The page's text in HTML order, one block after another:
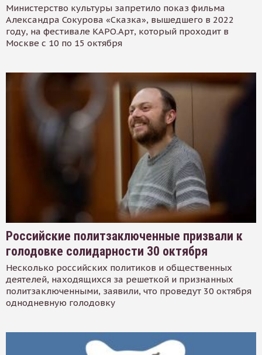
Министерство культуры запретило показ фильма
Александра Сокурова «Сказка», вышедшего в 2022
году, на фестивале КАРО.Арт, который проходит в
Москве с 10 по 15 октября
Российские политзаключенные призвали к
голодовке солидарности 30 октября
Несколько российских политиков и общественных
деятелей, находящихся за решеткой и признанных
политзаключенными, заявили, что проведут 30 октября
однодневную голодовку